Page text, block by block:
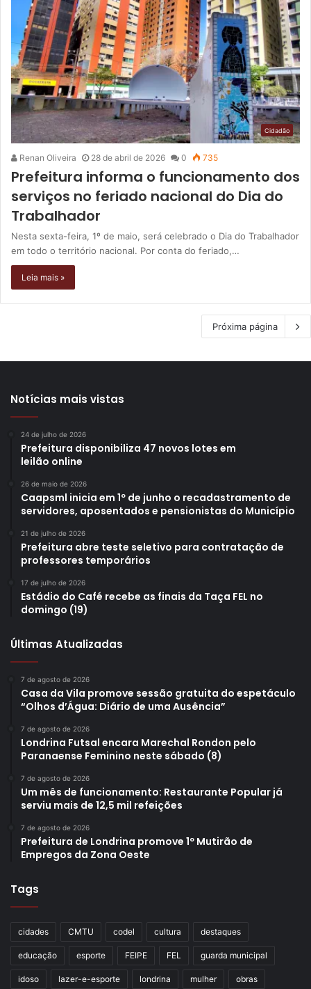
Cidadão
Renan Oliveira 28 de abril de 2026 0 735
Prefeitura informa o funcionamento dos
serviços no feriado nacional do Dia do
Trabalhador
Nesta sexta-feira, 1º de maio, será celebrado o Dia do Trabalhador
em todo o território nacional. Por conta do feriado,…
Leia mais »
Próxima página
Notícias mais vistas
24 de julho de 2026
Prefeitura disponibiliza 47 novos lotes em
leilão online
26 de maio de 2026
Caapsml inicia em 1º de junho o recadastramento de
servidores, aposentados e pensionistas do Município
21 de julho de 2026
Prefeitura abre teste seletivo para contratação de
professores temporários
17 de julho de 2026
Estádio do Café recebe as finais da Taça FEL no
domingo (19)
Últimas Atualizadas
7 de agosto de 2026
Casa da Vila promove sessão gratuita do espetáculo
“Olhos d’Água: Diário de uma Ausência”
7 de agosto de 2026
Londrina Futsal encara Marechal Rondon pelo
Paranaense Feminino neste sábado (8)
7 de agosto de 2026
Um mês de funcionamento: Restaurante Popular já
serviu mais de 12,5 mil refeições
7 de agosto de 2026
Prefeitura de Londrina promove 1º Mutirão de
Empregos da Zona Oeste
Tags
cidades CMTU codel cultura destaques
educação esporte FEIPE FEL guarda municipal
idoso lazer-e-esporte londrina mulher obras